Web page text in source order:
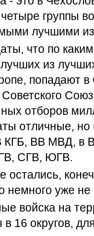
группы
лучшими
что по
из
попадают
отборов
отличные, но
КГБ, ВВ МВД,
СГВ, ЮГВ.
остались,
немного уже не
войска на
16 округов,